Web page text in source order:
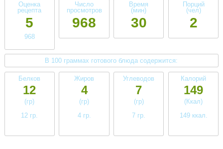
Оценка
рецепта
5
968
Число
просмотров
968
Время
(мин)
30
Порций
(чел)
2
В 100 граммах готового блюда содержится:
Белков
12
(гр)
12 гр.
Жиров
4
(гр)
4 гр.
Углеводов
7
(гр)
7 гр.
Калорий
149
(Ккал)
149 ккал.